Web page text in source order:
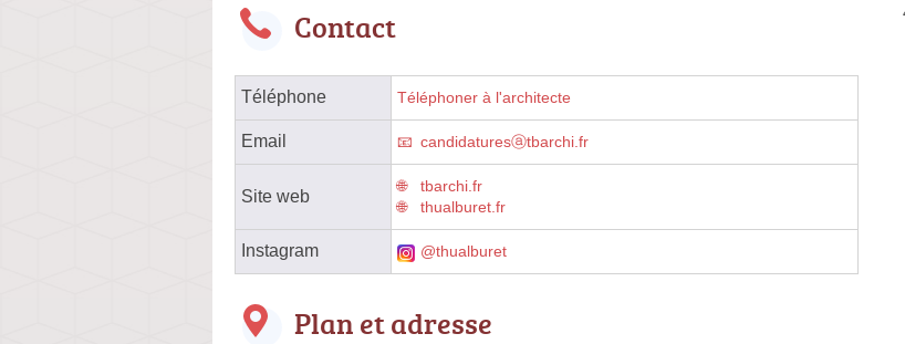
Contact
Téléphone Téléphoner à l'architecte
Email candidaturesⓐtbarchi.fr
Site web
tbarchi.fr
thualburet.fr
Instagram @thualburet
Plan et adresse